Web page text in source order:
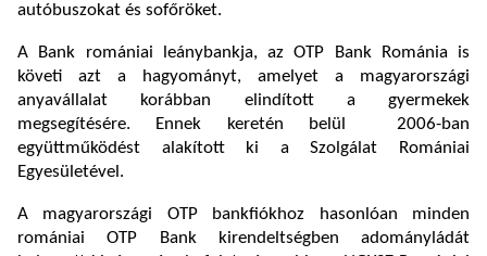
autóbuszokat és sofőröket.
A Bank romániai leánybankja, az OTP Bank Románia is
követi azt a hagyományt, amelyet a magyarországi
anyavállalat korábban elindított a gyermekek
megsegítésére. Ennek keretén belül 2006-ban
együttműködést alakított ki a Szolgálat Romániai
Egyesületével.
A magyarországi OTP bankfiókhoz hasonlóan minden
romániai OTP Bank kirendeltségben adományládát